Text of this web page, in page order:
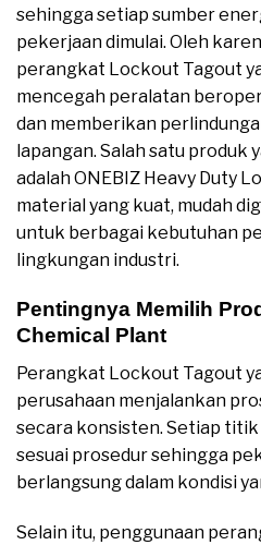
sehingga setiap sumber
pekerjaan dimulai. Oleh
perangkat Lockout Tagout
mencegah peralatan
dan memberikan
lapangan. Salah satu produk
adalah ONEBIZ Heavy Duty
material yang kuat, mudah
untuk berbagai kebutuhan
lingkungan industri.
Pentingnya Memilih
Chemical Plant
Perangkat Lockout Tagout
perusahaan menjalankan
secara konsisten. Setiap
sesuai prosedur sehingga
berlangsung dalam kondisi
Selain itu, penggunaan